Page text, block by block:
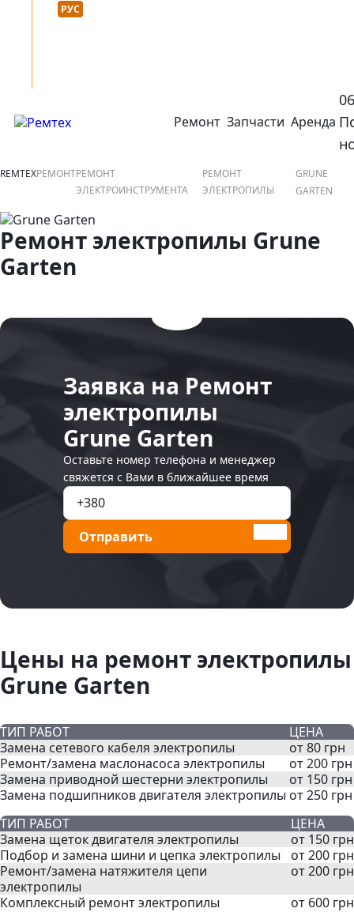
Язык сайта :
РУС
открыть или закрыть навигационное меню
Ремонт Запчасти Аренда
REMTEXРЕМОНТРЕМОНТ
ЭЛЕКТРОИНСТРУМЕНТА
РЕМОНТ
ЭЛЕКТРОПИЛЫ
GRUNE
GARTEN
Ремонт электропилы Grune
Garten
Заявка на Ремонт
электропилы
Grune Garten
Оставьте номер телефона и менеджер
свяжется с Вами в ближайшее время
Отправить
Цены на ремонт электропилы
Grune Garten
ТИП РАБОТ
ЦЕНА
Замена сетевого кабеля электропилы
от 80 грн
Ремонт/замена маслонасоса электропилы
от 200 грн
Замена приводной шестерни электропилы
от 150 грн
Замена подшипников двигателя электропилы от 250 грн
ТИП РАБОТ
ЦЕНА
Замена щеток двигателя электропилы
от 150 грн
Подбор и замена шини и цепка электропилы
от 200 грн
Ремонт/замена натяжителя цепи
электропилы
от 200 грн
Комплексный ремонт электропилы
от 600 грн